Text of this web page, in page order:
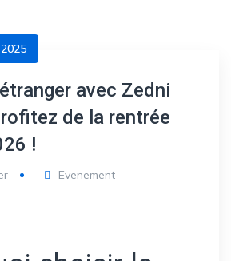
avec Zedni
de la rentrée
!
Evenement